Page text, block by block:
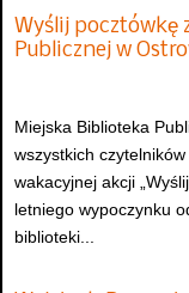
Wyślij pocztówkę
Publicznej w
Miejska Biblioteka
wszystkich
wakacyjnej akcji
letniego wypoczynku
biblioteki...